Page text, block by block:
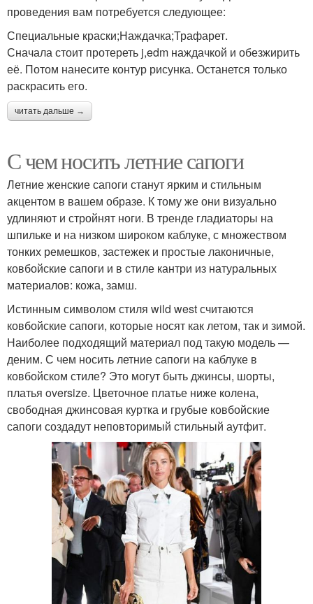
проведения вам потребуется следующее:
Специальные краски;Наждачка;Трафарет.
Сначала стоит протереть j,edm наждачкой и обезжирить
её. Потом нанесите контур рисунка. Останется только
раскрасить его.
читать дальше →
С чем носить летние сапоги
Летние женские сапоги станут ярким и стильным
акцентом в вашем образе. К тому же они визуально
удлиняют и стройнят ноги. В тренде гладиаторы на
шпильке и на низком широком каблуке, с множеством
тонких ремешков, застежек и простые лаконичные,
ковбойские сапоги и в стиле кантри из натуральных
материалов: кожа, замш.
Истинным символом стиля wild west считаются
ковбойские сапоги, которые носят как летом, так и зимой.
Наиболее подходящий материал под такую модель —
деним. С чем носить летние сапоги на каблуке в
ковбойском стиле? Это могут быть джинсы, шорты,
платья oversize. Цветочное платье ниже колена,
свободная джинсовая куртка и грубые ковбойские
сапоги создадут неповторимый стильный аутфит.